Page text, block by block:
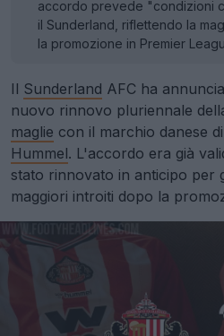
accordo prevede "condizioni
il Sunderland, riflettendo la
la promozione in Premier
Il Sunderland AFC ha
nuovo rinnovo pluriennale
maglie con il marchio danese
Hummel. L'accordo era già
stato rinnovato in anticipo per
maggiori introiti dopo la